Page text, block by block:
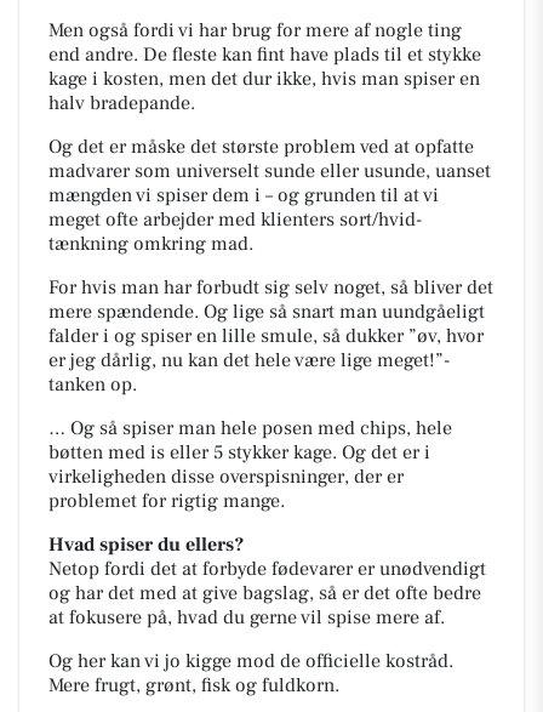
Men også fordi vi har brug for mere af nogle ting
end andre. De fleste kan fint have plads til et stykke
kage i kosten, men det dur ikke, hvis man spiser en
halv bradepande.
Og det er måske det største problem ved at opfatte
madvarer som universelt sunde eller usunde, uanset
mængden vi spiser dem i – og grunden til at vi
meget ofte arbejder med klienters sort/hvid-
tænkning omkring mad.
For hvis man har forbudt sig selv noget, så bliver det
mere spændende. Og lige så snart man uundgåeligt
falder i og spiser en lille smule, så dukker ”øv, hvor
er jeg dårlig, nu kan det hele være lige meget!”-
tanken op.
… Og så spiser man hele posen med chips, hele
bøtten med is eller 5 stykker kage. Og det er i
virkeligheden disse overspisninger, der er
problemet for rigtig mange.
Hvad spiser du ellers?
Netop fordi det at forbyde fødevarer er unødvendigt
og har det med at give bagslag, så er det ofte bedre
at fokusere på, hvad du gerne vil spise mere af.
Og her kan vi jo kigge mod de officielle kostråd.
Mere frugt, grønt, fisk og fuldkorn.